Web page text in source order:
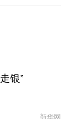
银”
新华网